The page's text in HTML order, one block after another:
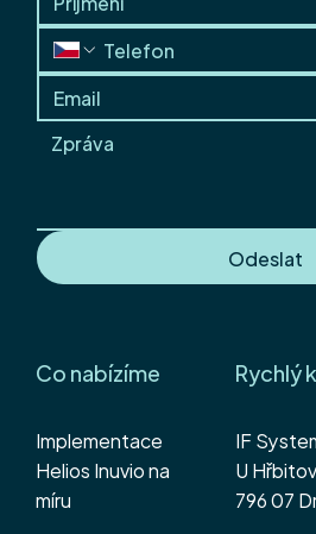
Připravte Váš Helios na
Odeslat
Rychlý
IF
U
796 07
Co nabízíme
Implementace
Helios Inuvio na
míru